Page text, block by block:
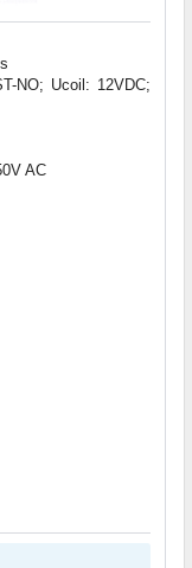
NO; Ucoil: 12VDC;
AC